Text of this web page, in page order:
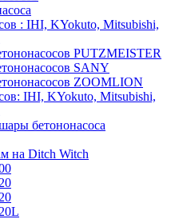
: IHI, KYokuto, Mitsubishi,
PUTZMEISTER
SANY
ZOOMLION
IHI, KYokuto, Mitsubishi,
бетононасоса
на Ditch Witch